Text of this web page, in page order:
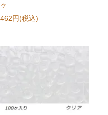
ヶ
462円(税込)